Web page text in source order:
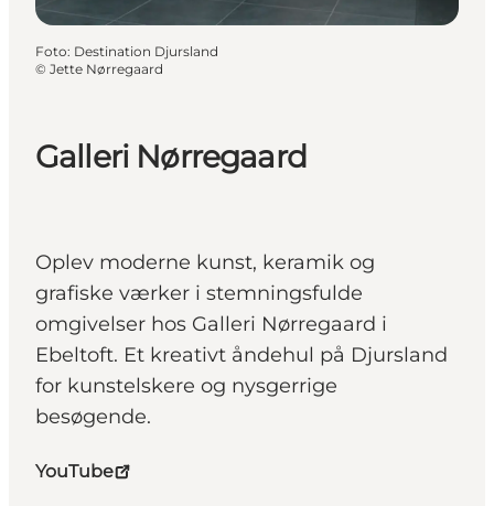
Galleri Nørregaard
Oplev moderne kunst, keramik og
grafiske værker i stemningsfulde
omgivelser hos Galleri Nørregaard i
Ebeltoft. Et kreativt åndehul på Djursland
for kunstelskere og nysgerrige
besøgende.
YouTube
Foto: Destination Djursland
© Jette Nørregaard